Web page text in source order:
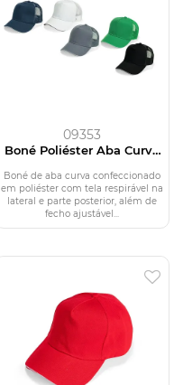
09353
Boné Poliéster Aba Curva
Boné de aba curva confeccionado
em poliéster com tela respirável na
lateral e parte posterior, além de
fecho ajustável...